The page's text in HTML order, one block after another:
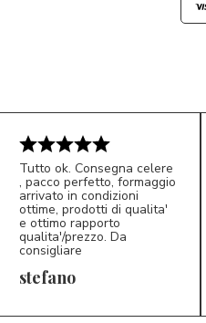
S*
Tutto ok. Consegna celere
, pacco perfetto, formaggio
arrivato in condizioni
ottime, prodotti di qualita'
e ottimo rapporto
qualita'/prezzo. Da
consigliare
stefano